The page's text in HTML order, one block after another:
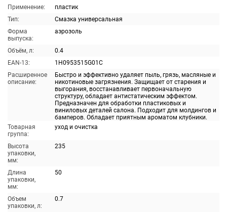
Применение:
пластик
Тип:
Смазка универсальная
Форма
выпуска:
аэрозоль
Объём, л:
0.4
EAN-13:
1H0953515G01C
Расширенное
описание:
Быстро и эффективно удаляет пыль, грязь, масляные и
никотиновые загрязнения. Защищает от старения и
выгорания, восстанавливает первоначальную
структуру, обладает антистатическим эффектом.
Предназначен для обработки пластиковых и
виниловых деталей салона. Подходит для молдингов и
бамперов. Обладает приятным ароматом клубники.
Товарная
группа:
уход и очистка
Высота
упаковки,
мм:
235
Длина
упаковки,
мм:
50
Объем
упаковки, л:
0.7